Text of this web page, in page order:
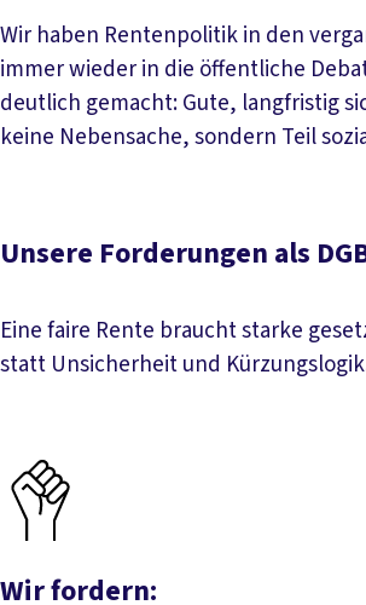
Wir haben Rentenpolitik in den
immer wieder in die öffentliche
deutlich gemacht: Gute, langfristig
keine Nebensache, sondern Teil
Unsere Forderungen als
Eine faire Rente braucht starke
statt Unsicherheit und
Wir fordern: